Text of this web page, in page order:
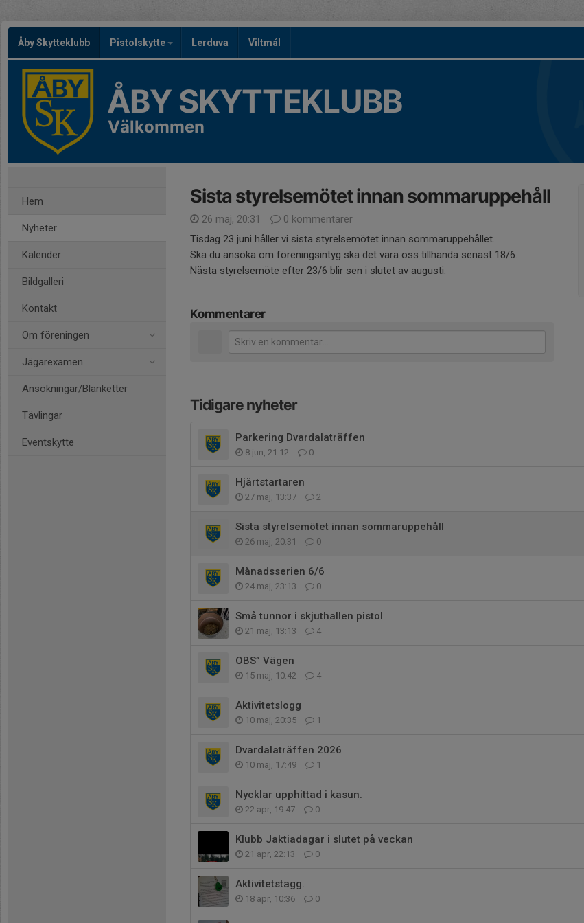
Åby Skytteklubb Pistolskytte Lerduva Viltmål
ÅBY SKYTTEKLUBB
Välkommen
Hem
Nyheter
Kalender
Bildgalleri
Kontakt
Om föreningen
Jägarexamen
Ansökningar/Blanketter
Tävlingar
Eventskytte
Sista styrelsemötet innan sommaruppehåll
26 maj, 20:31
0 kommentarer
Tisdag 23 juni håller vi sista styrelsemötet innan sommaruppehållet.
Ska du ansöka om föreningsintyg ska det vara oss tillhanda senast 18/6.
Nästa styrelsemöte efter 23/6 blir sen i slutet av augusti.
Kommentarer
Tidigare nyheter
Parkering Dvardalaträffen
8 jun, 21:12 0
Hjärtstartaren
27 maj, 13:37 2
Sista styrelsemötet innan sommaruppehåll
26 maj, 20:31 0
Månadsserien 6/6
24 maj, 23:13 0
Små tunnor i skjuthallen pistol
21 maj, 13:13 4
OBS” Vägen
15 maj, 10:42 4
Aktivitetslogg
10 maj, 20:35 1
Dvardalaträffen 2026
10 maj, 17:49 1
Nycklar upphittad i kasun.
22 apr, 19:47 0
Klubb Jaktiadagar i slutet på veckan
21 apr, 22:13 0
Aktivitetstagg.
18 apr, 10:36 0